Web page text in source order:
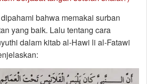
bahwa memakai surban
yang baik. Lalu tentang cara
dalam kitab al-Hawi li al-Fatawi